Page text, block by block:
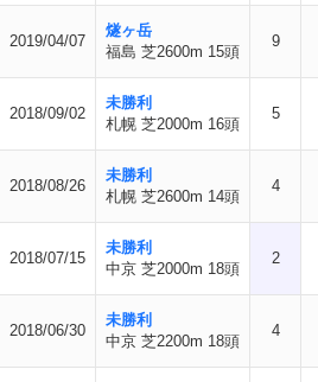
2019/04/07
燧ヶ岳
福島 芝2600m 15頭
9
2018/09/02
未勝利
札幌 芝2000m 16頭
5
2018/08/26
未勝利
札幌 芝2600m 14頭
4
2018/07/15
未勝利
中京 芝2000m 18頭
2
2018/06/30
未勝利
中京 芝2200m 18頭
4